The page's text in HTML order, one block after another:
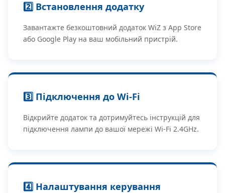
2️⃣ Встановлення додатку
Завантажте безкоштовний додаток WiZ з App Store
або Google Play на ваш мобільний пристрій.
3️⃣ Підключення до Wi-Fi
Відкрийте додаток та дотримуйтесь інструкцій для
підключення лампи до вашої мережі Wi-Fi 2.4GHz.
4️⃣ Налаштування керування